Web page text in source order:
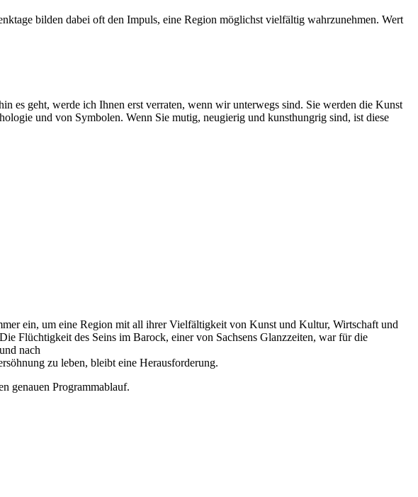
bilden dabei oft den Impuls, eine Region möglichst vielfältig wahrzunehmen. Wert
es geht, werde ich Ihnen erst verraten, wenn wir unterwegs sind. Sie werden die Kunst
und von Symbolen. Wenn Sie mutig, neugierig und kunsthungrig sind, ist diese
ein, um eine Region mit all ihrer Vielfältigkeit von Kunst und Kultur, Wirtschaft und
Flüchtigkeit des Seins im Barock, einer von Sachsens Glanzzeiten, war für die
nach
zu leben, bleibt eine Herausforderung.
genauen Programmablauf.